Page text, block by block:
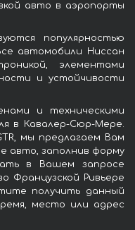
авто в аэропорты
популярностью
автомобили Ниссан
элементами
и устойчивости
и техническими
в Кавалер-Сюр-Мере.
мы предлагаем Вам
авто, заполнив форму
в Вашем запросе
Французской Ривьере
получить данный
место или адрес